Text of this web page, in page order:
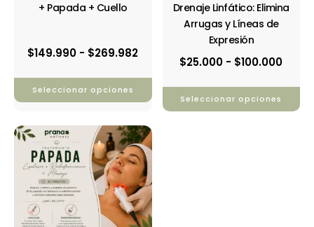
+ Papada + Cuello
$149.990 - $269.982
Seleccionar opciones
producto
Drenaje Linfático: Elimina
Arrugas y Líneas de
Expresión
$25.000 - $100.000
Seleccionar opciones
de
producto
Rango
de
precios:
desde
$20.000
hasta
$150.000
Este
producto
tiene
múltiples
variantes.
Las
opciones